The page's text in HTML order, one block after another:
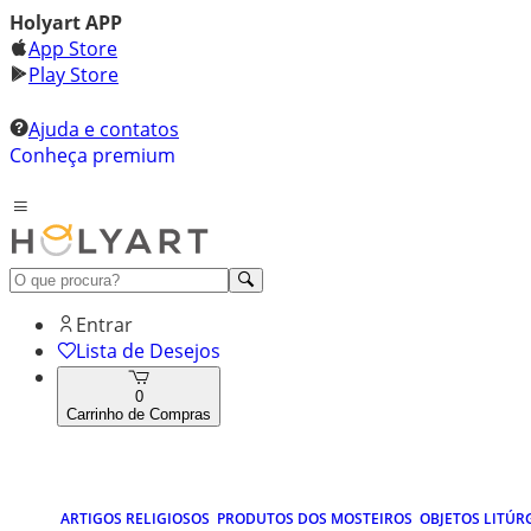
Holyart APP
App Store
Play Store
Ajuda e contatos
Conheça premium
Entrar
Lista de Desejos
0
Carrinho de Compras
ARTIGOS RELIGIOSOS PRODUTOS DOS MOSTEIROS OBJETOS